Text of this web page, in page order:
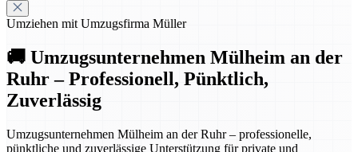
Umziehen mit Umzugsfirma Müller
🚚 Umzugsunternehmen Mülheim an der
Ruhr – Professionell, Pünktlich,
Zuverlässig
Umzugsunternehmen Mülheim an der Ruhr – professionelle,
pünktliche und zuverlässige Unterstützung für private und